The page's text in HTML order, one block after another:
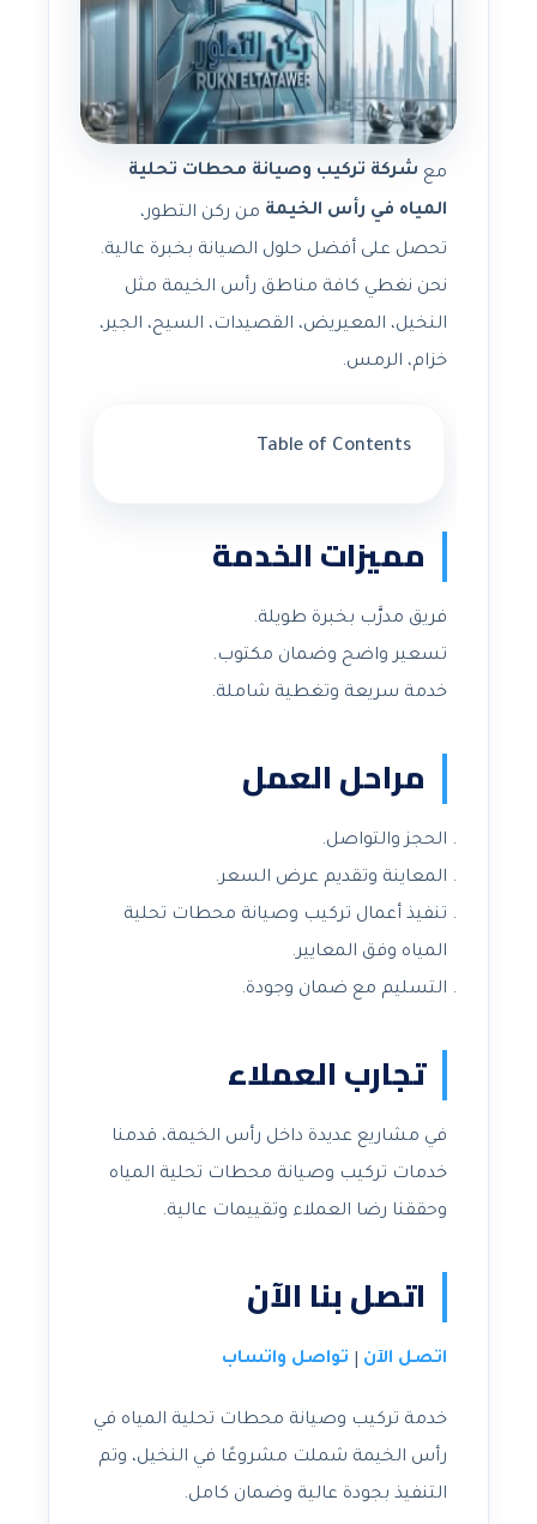
مع شركة تركيب وصيانة محطات تحلية
المياه في رأس الخيمة من ركن التطور،
تحصل على أفضل حلول الصيانة بخبرة عالية.
نحن نغطي كافة مناطق رأس الخيمة مثل
النخيل، المعيريض، القصيدات، السيح، الجير،
خزام، الرمس.
Table of Contents
مميزات الخدمة
فريق مدرَّب بخبرة طويلة.
تسعير واضح وضمان مكتوب.
خدمة سريعة وتغطية شاملة.
مراحل العمل
الحجز والتواصل.
المعاينة وتقديم عرض السعر.
تنفيذ أعمال تركيب وصيانة محطات تحلية
المياه وفق المعايير.
التسليم مع ضمان وجودة.
تجارب العملاء
في مشاريع عديدة داخل رأس الخيمة، قدمنا
خدمات تركيب وصيانة محطات تحلية المياه
وحققنا رضا العملاء وتقييمات عالية.
اتصل بنا الآن
اتصل الآن تواصل واتساب
خدمة تركيب وصيانة محطات تحلية المياه في
رأس الخيمة شملت مشروعًا في النخيل، وتم
التنفيذ بجودة عالية وضمان كامل.